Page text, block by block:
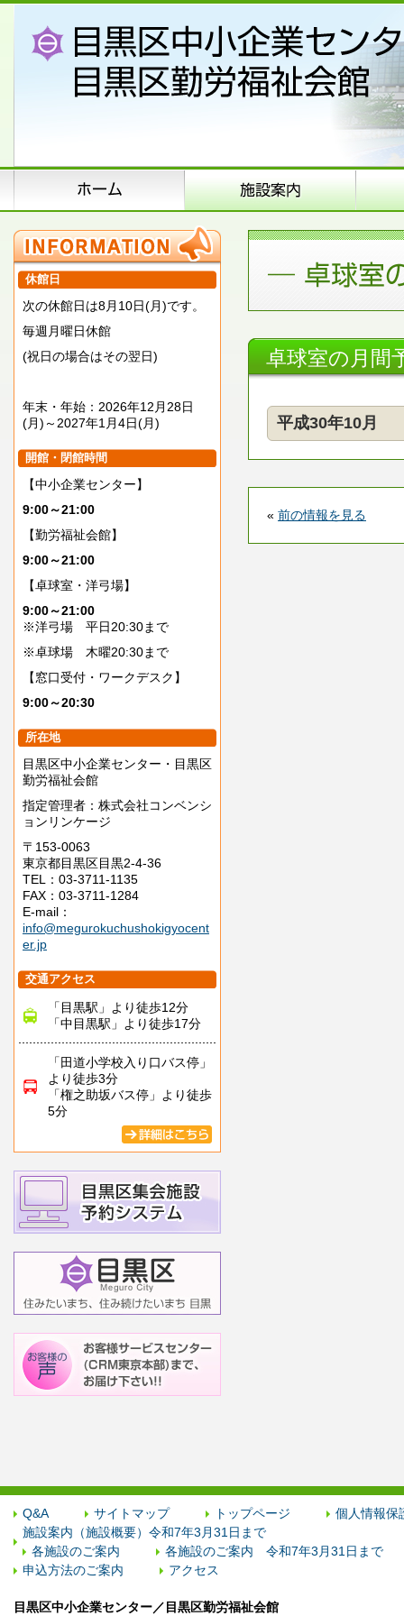
休館日
次の休館日は8月10日(月)です。
毎週月曜日休館
(祝日の場合はその翌日)
年末・年始：2026年12月28日
(月)～2027年1月4日(月)
開館・閉館時間
【中小企業センター】
9:00～21:00
【勤労福祉会館】
9:00～21:00
【卓球室・洋弓場】
9:00～21:00
※洋弓場 平日20:30まで
※卓球場 木曜20:30まで
【窓口受付・ワークデスク】
9:00～20:30
所在地
目黒区中小企業センター・目黒区
勤労福祉会館
指定管理者：株式会社コンベンシ
ョンリンケージ
〒153-0063
東京都目黒区目黒2-4-36
TEL：03-3711-1135
FAX：03-3711-1284
E-mail：
info@megurokuchushokigyocent
er.jp
交通アクセス
「目黒駅」より徒歩12分
「中目黒駅」より徒歩17分
「田道小学校入り口バス停」
より徒歩3分
「権之助坂バス停」より徒歩
5分
卓球室の月間
平成30年10月
« 前の情報を見る
Q&A サイトマップ トップページ
個人情報保
施設案内（施設概要）令和7年3月31日まで
各施設のご案内
各施設のご案内 令和7年3月31日まで
申込方法のご案内
アクセス
目黒区中小企業センター／目黒区勤労福祉会館